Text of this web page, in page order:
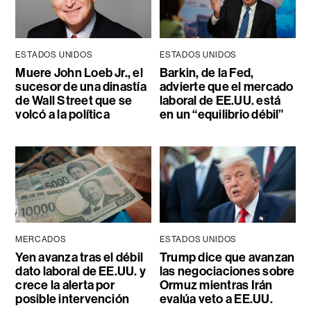
ESTADOS UNIDOS
Muere John Loeb Jr., el
sucesor de una dinastía
de Wall Street que se
volcó a la política
ESTADOS UNIDOS
Barkin, de la Fed,
advierte que el mercado
laboral de EE.UU. está
en un “equilibrio débil”
MERCADOS
Yen avanza tras el débil
dato laboral de EE.UU. y
crece la alerta por
posible intervención
ESTADOS UNIDOS
Trump dice que avanzan
las negociaciones sobre
Ormuz mientras Irán
evalúa veto a EE.UU.